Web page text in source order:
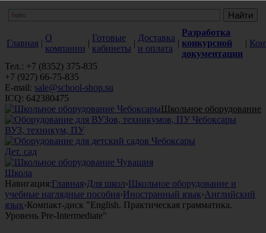
Главная |
О
компании
|
Готовые
кабинеты
|
Доставка
и оплата
|
Разработка
конкурсной
документации
|
Тел.: +7 (8352) 375-835
+7 (927) 66-75-835
E-mail: sale@school-shop.su
ICQ: 642380475
Школьное оборудование
ВУЗ, техникум, ПУ
Дет. сад
Школа
Навигация:Главная›Для школ›Школьное оборудование и
учебные наглядные пособия›Иностранный язык›Английский
язык›Компакт-диск "English. Практическая грамматика.
Уровень Pre-Intermediate"